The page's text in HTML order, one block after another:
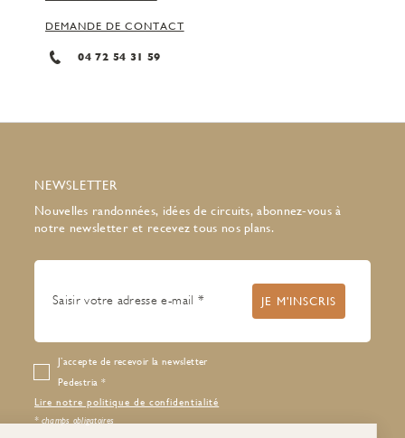
DEMANDE DE CONTACT
04 72 54 31 59
NEWSLETTER
Nouvelles randonnées, idées de circuits, abonnez-vous à
notre newsletter et recevez tous nos plans.
J’accepte de recevoir la newsletter
Pedestria
Lire notre politique de confidentialité
* champs obligatoires